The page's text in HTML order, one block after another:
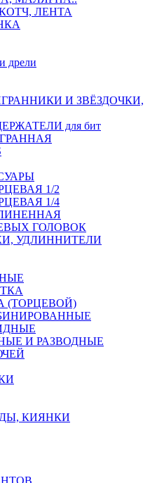
ЛЕНТА
И ЗВЁЗДОЧКИ,
для бит
1/2
1/4
ГОЛОВОК
УДЛИННИТЕЛИ
(ТОРЦЕВОЙ)
И РАЗВОДНЫЕ
КИЯНКИ